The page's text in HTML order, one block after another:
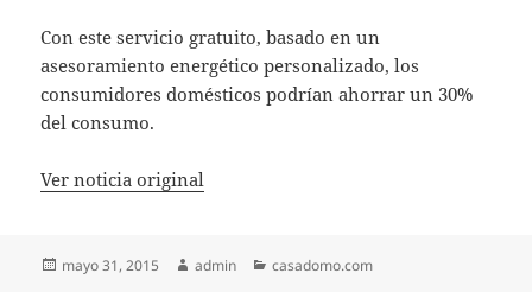
Con este servicio gratuito, basado en un
asesoramiento energético personalizado, los
consumidores domésticos podrían ahorrar un 30%
del consumo.
Ver noticia original
Publicado
mayo 31, 2015 Autor
admin Categorías
casadomo.com